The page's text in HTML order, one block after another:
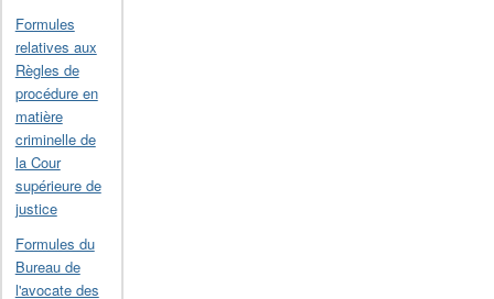
Formules
relatives aux
Règles de
procédure en
matière
criminelle de
la Cour
supérieure de
justice
Formules du
Bureau de
l'avocate des